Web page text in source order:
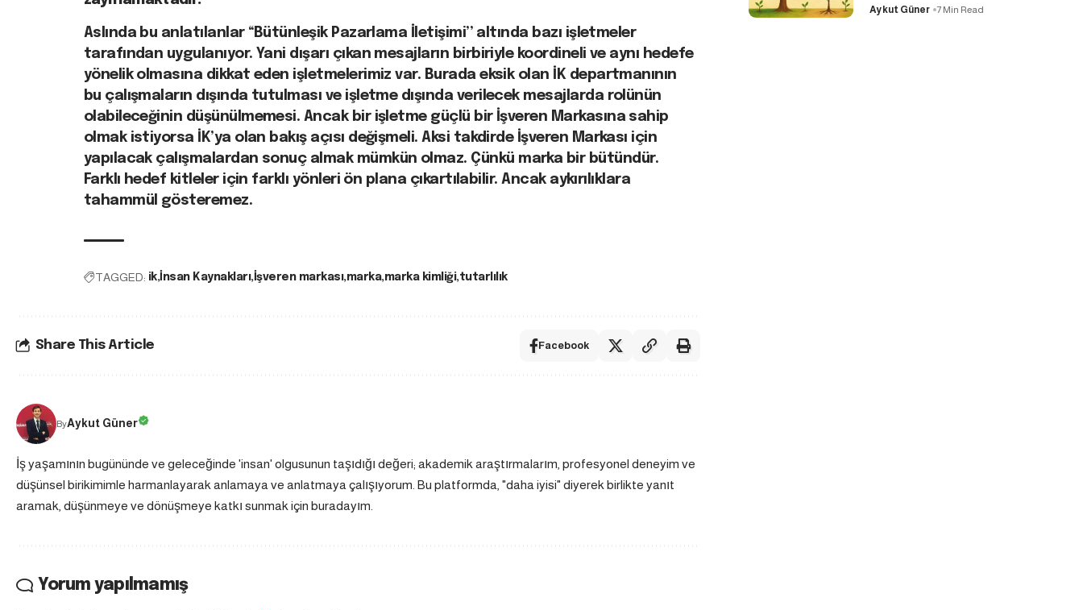
Aslında bu anlatılanlar ‘‘Bütünleşik Pazarlama İletişimi’’ altında bazı işletmeler
tarafından uygulanıyor. Yani dışarı çıkan mesajların birbiriyle koordineli ve aynı hedefe
yönelik olmasına dikkat eden işletmelerimiz var. Burada eksik olan İK departmanının
bu çalışmaların dışında tutulması ve işletme dışında verilecek mesajlarda rolünün
olabileceğinin düşünülmemesi. Ancak bir işletme güçlü bir İşveren Markasına sahip
olmak istiyorsa İK’ya olan bakış açısı değişmeli. Aksi takdirde İşveren Markası için
yapılacak çalışmalardan sonuç almak mümkün olmaz. Çünkü marka bir bütündür.
Farklı hedef kitleler için farklı yönleri ön plana çıkartılabilir. Ancak aykırılıklara
tahammül gösteremez.
TAGGED: ik İnsan Kaynakları İşveren markası marka marka kimliği tutarlılık
Share This Article Facebook
ByAykut Güner
İş yaşamının bugününde ve geleceğinde 'insan' olgusunun taşıdığı değeri; akademik araştırmalarım, profesyonel deneyim ve
düşünsel birikimimle harmanlayarak anlamaya ve anlatmaya çalışıyorum. Bu platformda, "daha iyisi" diyerek birlikte yanıt
aramak, düşünmeye ve dönüşmeye katkı sunmak için buradayım.
Yorum yapılmamış
Aykut Güner 7 Min Read